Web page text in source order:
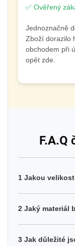
✅ Ověřený
Jednoznačně
Zboží dorazilo
obchodem při
opět zde.
F.A.Q
1 Jakou
2 Jaký materiál
3 Jak důležité